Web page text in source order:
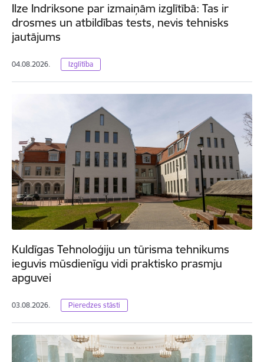
Ilze Indriksone par izmaiņām izglītībā: Tas ir
drosmes un atbildības tests, nevis tehnisks
jautājums
04.08.2026. Izglītība
Kuldīgas Tehnoloģiju un tūrisma tehnikums
ieguvis mūsdienīgu vidi praktisko prasmju
apguvei
03.08.2026. Pieredzes stāsti